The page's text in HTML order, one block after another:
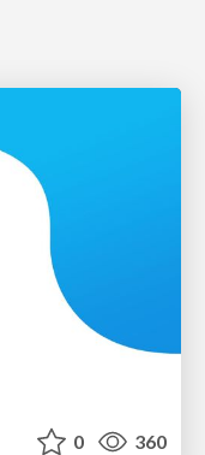
0 360